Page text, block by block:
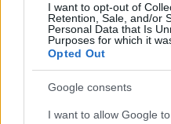
I want to opt-out of
Retention, Sale, and/or
Personal Data that Is
Purposes for which it
Opted Out
Google consents
I want to allow Google
Stoiximan: «Πού ήσουν;» στις
Ολυμπιακού